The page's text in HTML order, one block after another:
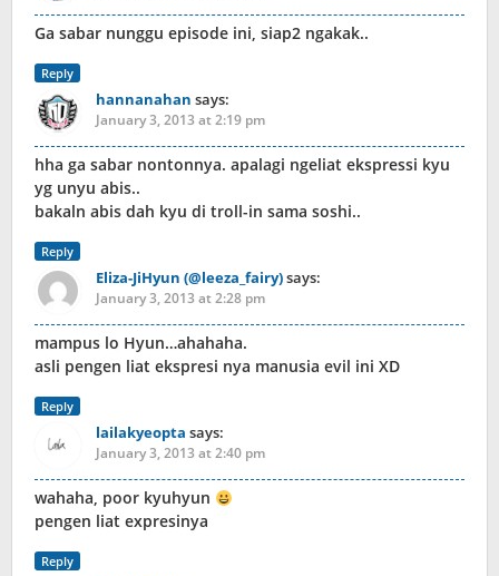
Ga sabar nunggu episode ini, siap2 ngakak..
Reply
hannanahan says:
January 3, 2013 at 2:19 pm
hha ga sabar nontonnya. apalagi ngeliat ekspressi kyu
yg unyu abis..
bakaln abis dah kyu di troll-in sama soshi..
Reply
Eliza-JiHyun (@leeza_fairy)says:
January 3, 2013 at 2:28 pm
mampus lo Hyun…ahahaha.
asli pengen liat ekspresi nya manusia evil ini XD
Reply
lailakyeopta says:
January 3, 2013 at 2:40 pm
wahaha, poor kyuhyun
pengen liat expresinya
Reply